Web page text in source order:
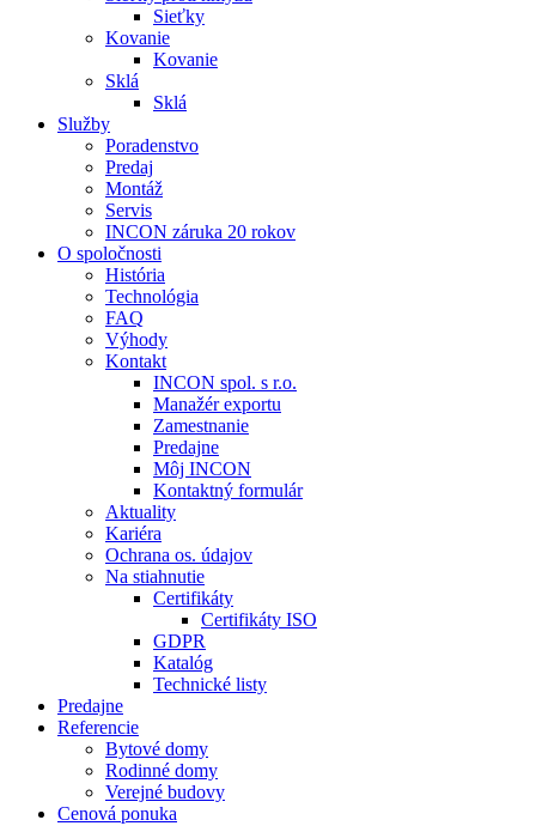
Sieťky
Kovanie
Kovanie
Sklá
Sklá
Služby
Poradenstvo
Predaj
Montáž
Servis
INCON záruka 20 rokov
O spoločnosti
História
Technológia
FAQ
Výhody
Kontakt
INCON spol. s r.o.
Manažér exportu
Zamestnanie
Predajne
Môj INCON
Kontaktný formulár
Aktuality
Kariéra
Ochrana os. údajov
Na stiahnutie
Certifikáty
Certifikáty ISO
GDPR
Katalóg
Technické listy
Predajne
Referencie
Bytové domy
Rodinné domy
Verejné budovy
Cenová ponuka